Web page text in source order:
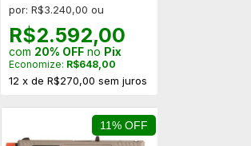
por: R$3.240,00 ou
R$2.592,00
com 20% OFFno Pix
Economize: R$648,00
12 x de R$270,00 sem juros
11% OFF